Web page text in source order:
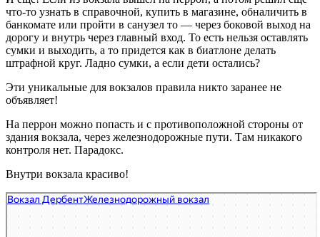
что-то узнать в справочной, купить в магазине, обналичить в
банкомате или пройти в санузел то — через боковой выход на
дорогу и внутрь через главный вход. То есть нельзя оставлять
сумки и выходить, а то придется как в биатлоне делать
штрафной круг. Ладно сумки, а если дети остались?
Эти уникальные для вокзалов правила никто заранее не
объявляет!
На перрон можно попасть и с противоположной стороны от
здания вокзала, через железнодорожные пути. Там никакого
контроля нет. Парадокс.
Внутри вокзала красиво!